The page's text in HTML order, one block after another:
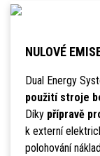
NULOVÉ
Dual Energy
použití stroje
Díky přípravě
k externí
polohování